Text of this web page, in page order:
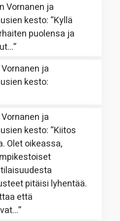
Vornanen ja
kesto: “Kyllä
puolensa ja
”
Vornanen ja
kesto:
Vornanen ja
kesto: “Kiitos
Olet oikeassa,
pitäisi lyhentää.
että
”